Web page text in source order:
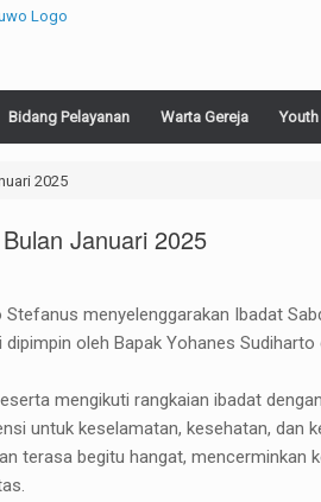
Bidang Pelayanan Warta Gereja
2025
Januari 2025
menyelenggarakan Ibadat
oleh Bapak Yohanes
mengikuti rangkaian ibadat
untuk keselamatan, kesehatan, dan
terasa begitu hangat, mencerminkan